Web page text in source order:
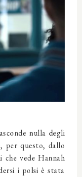
nulla degli
per questo, dallo
che vede Hannah
i polsi è stata